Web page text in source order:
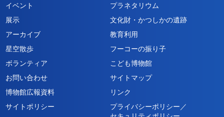
イベント
プラネタリウム
展示
文化財・かつしかの遺跡
アーカイブ
教育利用
星空散歩
フーコーの振り子
ボランティア
こども博物館
お問い合わせ
サイトマップ
博物館広報資料
リンク
サイトポリシー
プライバシーポリシー／